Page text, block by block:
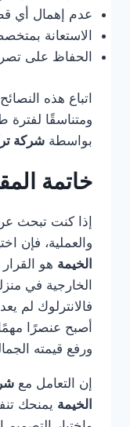
عدم إهمال أي
الاستعانة
الحفاظ على
اتباع هذه
ومتناسقًا لفترة
بواسطة شركة
خاتمة
إذا كنت تبحث
والعملية، فإن
الخيمة هو
الخارجية في
فالانترلوك لم
أصبح عنصرًا
ورفع قيمته
إن التعامل مع
الخيمة يمنحك